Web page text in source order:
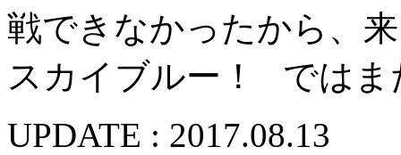
戦できなかったから、
スカイブルー！ では
UPDATE : 2017.08.13